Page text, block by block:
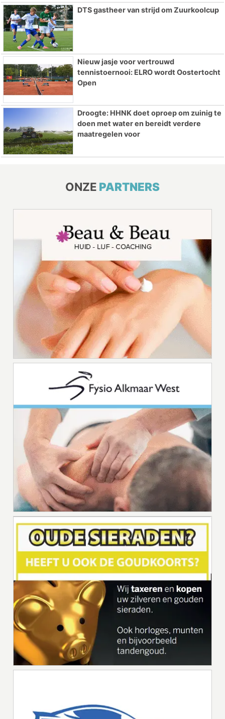
DTS gastheer van strijd om Zuurkoolcup
Nieuw jasje voor vertrouwd
tennistoernooi: ELRO wordt Oostertocht
Open
Droogte: HHNK doet oproep om zuinig te
doen met water en bereidt verdere
maatregelen voor
ONZE PARTNERS